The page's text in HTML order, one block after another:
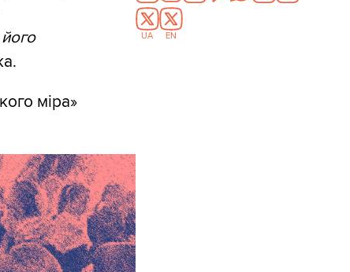
міра»
UA EN